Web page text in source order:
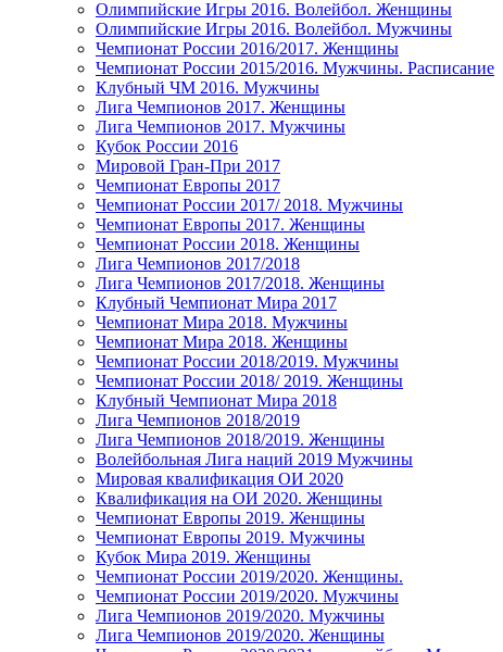
Олимпийские Игры 2016. Волейбол. Женщины
Олимпийские Игры 2016. Волейбол. Мужчины
Чемпионат России 2016/2017. Женщины
Чемпионат России 2015/2016. Мужчины. Расписание
Клубный ЧМ 2016. Мужчины
Лига Чемпионов 2017. Женщины
Лига Чемпионов 2017. Мужчины
Кубок России 2016
Мировой Гран-При 2017
Чемпионат Европы 2017
Чемпионат России 2017/ 2018. Мужчины
Чемпионат Европы 2017. Женщины
Чемпионат России 2018. Женщины
Лига Чемпионов 2017/2018
Лига Чемпионов 2017/2018. Женщины
Клубный Чемпионат Мира 2017
Чемпионат Мира 2018. Мужчины
Чемпионат Мира 2018. Женщины
Чемпионат России 2018/2019. Мужчины
Чемпионат России 2018/ 2019. Женщины
Клубный Чемпионат Мира 2018
Лига Чемпионов 2018/2019
Лига Чемпионов 2018/2019. Женщины
Волейбольная Лига наций 2019 Мужчины
Мировая квалификация ОИ 2020
Квалификация на ОИ 2020. Женщины
Чемпионат Европы 2019. Женщины
Чемпионат Европы 2019. Мужчины
Кубок Мира 2019. Женщины
Чемпионат России 2019/2020. Женщины.
Чемпионат России 2019/2020. Мужчины
Лига Чемпионов 2019/2020. Мужчины
Лига Чемпионов 2019/2020. Женщины